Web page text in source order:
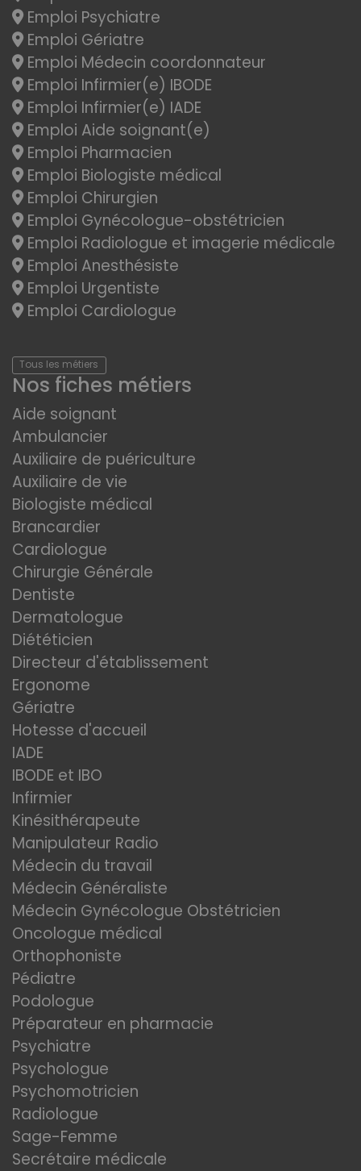
Emploi Psychiatre
Emploi Gériatre
Emploi Médecin coordonnateur
Emploi Infirmier(e) IBODE
Emploi Infirmier(e) IADE
Emploi Aide soignant(e)
Emploi Pharmacien
Emploi Biologiste médical
Emploi Chirurgien
Emploi Gynécologue-obstétricien
Emploi Radiologue et imagerie médicale
Emploi Anesthésiste
Emploi Urgentiste
Emploi Cardiologue
Tous les métiers
Nos fiches métiers
Aide soignant
Ambulancier
Auxiliaire de puériculture
Auxiliaire de vie
Biologiste médical
Brancardier
Cardiologue
Chirurgie Générale
Dentiste
Dermatologue
Diététicien
Directeur d'établissement
Ergonome
Gériatre
Hotesse d'accueil
IADE
IBODE et IBO
Infirmier
Kinésithérapeute
Manipulateur Radio
Médecin du travail
Médecin Généraliste
Médecin Gynécologue Obstétricien
Oncologue médical
Orthophoniste
Pédiatre
Podologue
Préparateur en pharmacie
Psychiatre
Psychologue
Psychomotricien
Radiologue
Sage-Femme
Secrétaire médicale